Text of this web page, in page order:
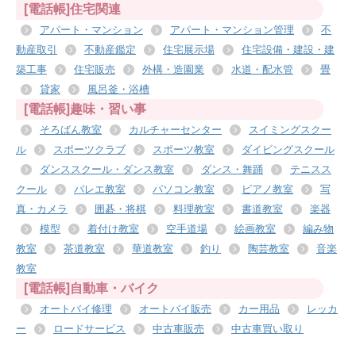
[電話帳]住宅関連
アパート・マンション アパート・マンション管理
不
動産取引
不動産鑑定 住宅展示場
住宅設備・建設・建
築工事
住宅販売 外構・造園業 水道・配水管
畳
貸家
風呂釜・浴槽
[電話帳]趣味・習い事
そろばん教室 カルチャーセンター
スイミングスクー
ル
スポーツクラブ スポーツ教室
ダイビングスクール
ダンススクール・ダンス教室
ダンス・舞踊
テニスス
クール
バレエ教室 パソコン教室 ピアノ教室
写
真・カメラ
囲碁・将棋 料理教室 書道教室
楽器
模型
着付け教室 空手道場 絵画教室
編み物
教室
茶道教室 華道教室 釣り 陶芸教室
音楽
教室
[電話帳]自動車・バイク
オートバイ修理 オートバイ販売 カー用品
レッカ
ー
ロードサービス 中古車販売
中古車買い取り